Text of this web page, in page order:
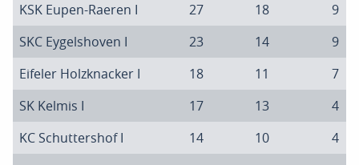
KSK Eupen-Raeren I
27 18
9
SKC Eygelshoven I
23 14
9
Eifeler Holzknacker I
18 11
7
SK Kelmis I
17 13
4
KC Schuttershof I
14 10
4